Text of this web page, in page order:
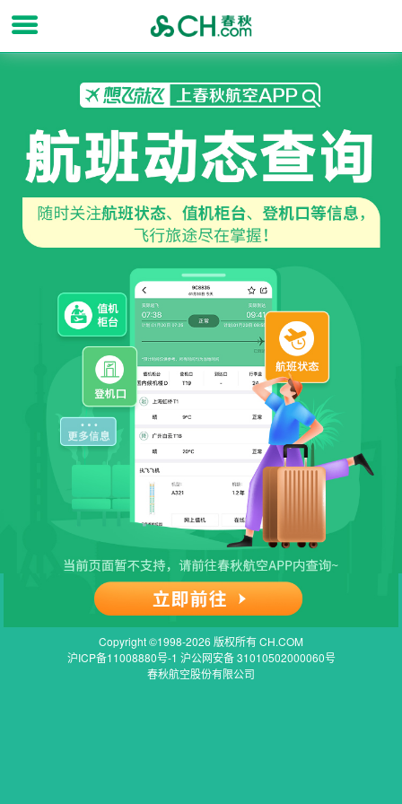
Copyright ©1998-2026 版权所有 CH.COM
沪ICP备11008880号-1 沪公网安备 31010502000060号
春秋航空股份有限公司